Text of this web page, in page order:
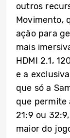
outros
Movimento,
ação para
mais
HDMI 2.1,
e a
que só a
que permite
21:9 ou
maior do